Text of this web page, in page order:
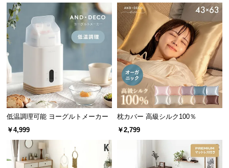
て
梱
ー
ビ
ス
に
い
て
吐出量 2段階（約1ml／約2ml）
ストレスフリーな噴出時間
手をかざして泡が出るまで約1～2秒。ストレスなく
スムーズに手洗いできます。
低温調理可能 ヨーグルトメーカー
￥4,999
枕カバー 高級シルク100％
￥2,799